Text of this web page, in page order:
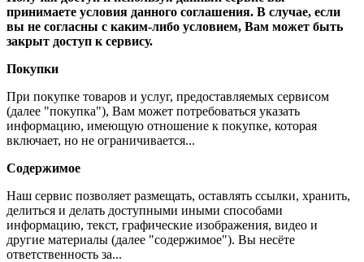
принимаете условия данного соглашения. В случае, если
вы не согласны с каким-либо условием, Вам может быть
закрыт доступ к сервису.
Покупки
При покупке товаров и услуг, предоставляемых сервисом
(далее "покупка"), Вам может потребоваться указать
информацию, имеющую отношение к покупке, которая
включает, но не ограничивается...
Содержимое
Наш сервис позволяет размещать, оставлять ссылки, хранить,
делиться и делать доступными иными способами
информацию, текст, графические изображения, видео и
другие материалы (далее "содержимое"). Вы несёте
ответственность за...